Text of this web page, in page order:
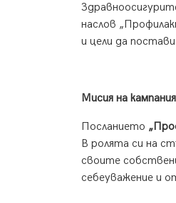
наслов
и цели да
Мисия на
Посланието
В ролята си на
своите
себеуважение и